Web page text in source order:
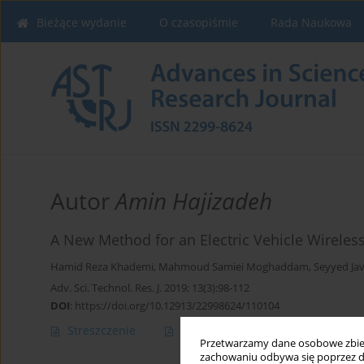
Przetwarzamy dane osobowe
zachowaniu odbywa się poprzez
Bieżące wydanie O czasopiśmie Rada Naukowa
AutorAmin Hajizadeh
A New Method for an Electric Vehicle
Hamid Reza Khademi, Mahmoud Samiei Moghaddam, Seyyed
Adv. Sci. Technol. Res. J. 2019; 13(3):98-112
DOI: https://doi.org/10.12913/22998624/110104
Streszczenie